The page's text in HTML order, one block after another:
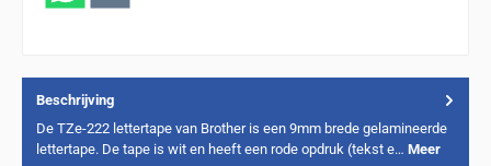
Beschrijving
De TZe-222 lettertape van Brother is een 9mm brede gelamineerde
lettertape. De tape is wit en heeft een rode opdruk (tekst e… Meer